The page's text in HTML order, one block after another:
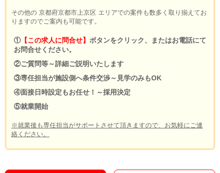
その他の 京都府京都市上京区 エリアでの案件も数多く取り揃えてお
りますのでご案内も可能です。
① 【この求人に問合せ】 ボタンをクリック、またはお電話にて
お問合せください。
②ご質問等～詳細ご説明いたします
③専任担当が施設側へ条件交渉～見学のみもOK
④面接日時設定もお任せ！～採用決定
⑤就業開始
※就業後も専任担当がサポートさせて頂きますので、お気軽にご連
絡ください。